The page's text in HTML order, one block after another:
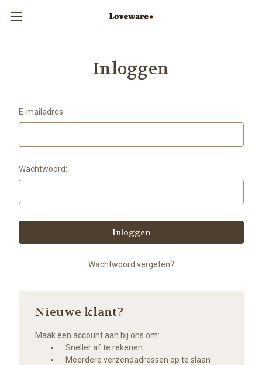
Inloggen
E-mailadres:
Wachtwoord:
Wachtwoord vergeten?
Nieuwe klant?
Maak een account aan bij ons om:
Sneller af te rekenen
Meerdere verzendadressen op te slaan